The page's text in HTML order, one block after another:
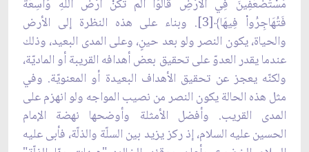
مُسْتَضْعَفِينَ فِي الأَرْضِ قَالْوَاْ أَلَمْ تَكُنْ أَرْضُ اللّهِ وَاسِعَةً
فَتُهَاجِرُواْ فِيهَا﴾[3]. وبناء على هذه النظرة إلى الأرض
والحياة، يكون النصر ولو بعد حينٍ، وعلى المدى البعيد، وذلك
عندما يقدر العدوّ على تحقيق بعض أهدافه القريبة أو الماديّة،
ولكنّه يعجز عن تحقيق الأهداف البعيدة أو المعنويّة. وفي
مثل هذه الحالة يكون النصر من نصيب المواجه ولو انهزم على
المدى القريب. وأفضل الأمثلة وأوضحها نهضة الإمام
الحسين عليه السلام، إذ ركز يزيد بين السلّة والذلّة، فأبى عليه